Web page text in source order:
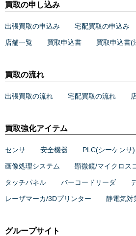
買取の申し込み
出張買取の申込み 宅配買取の申込み
店舗一覧 買取申込書 買取申込書(
買取の流れ
出張買取の流れ 宅配買取の流れ
買取強化アイテム
センサ 安全機器 PLC(シーケンサ)
画像処理システム 顕微鏡/マイクロス
タッチパネル バーコードリーダ
レーザマーカ/3Dプリンター 静電気対
グループサイト